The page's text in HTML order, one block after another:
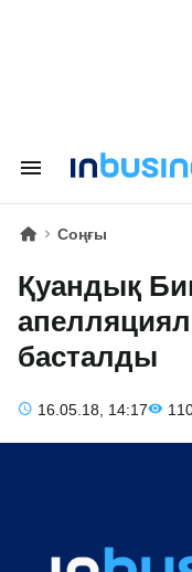
Соңғы
Қуандық
басталды
16.05.18, 14:17